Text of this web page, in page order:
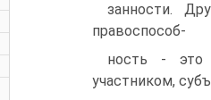
занности.
правоспособ-
ность - это
участником,